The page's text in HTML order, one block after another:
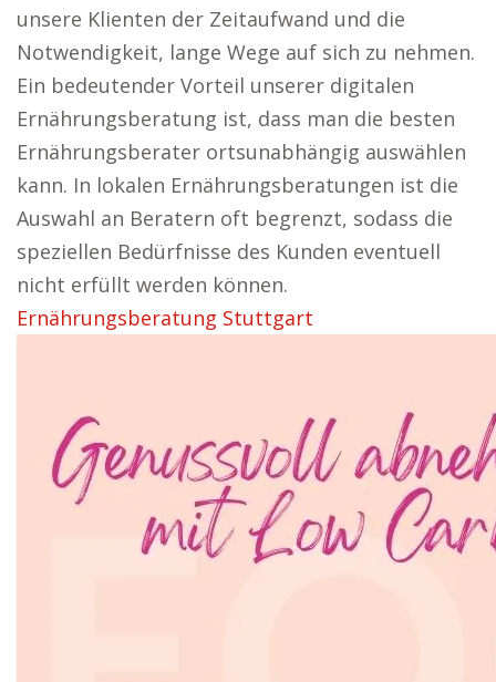
unsere Klienten der Zeitaufwand und die
Notwendigkeit, lange Wege auf sich zu nehmen.
Ein bedeutender Vorteil unserer digitalen
Ernährungsberatung ist, dass man die besten
Ernährungsberater ortsunabhängig auswählen
kann. In lokalen Ernährungsberatungen ist die
Auswahl an Beratern oft begrenzt, sodass die
speziellen Bedürfnisse des Kunden eventuell
nicht erfüllt werden können.
Ernährungsberatung Stuttgart